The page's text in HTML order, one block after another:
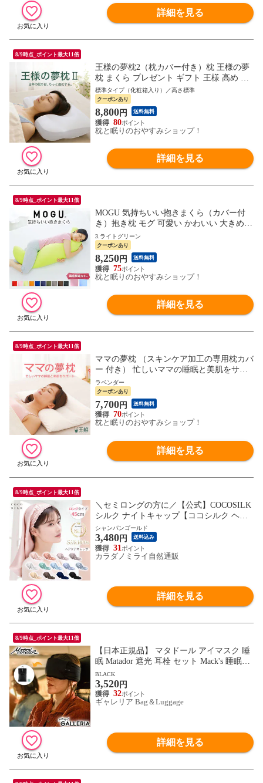
詳細を見る
8/9時点_ポイント最大11倍
王様の夢枕2（枕カバー付き）枕 王様の夢
枕 まくら プレゼント ギフト 王様 高め 高
い 低い 低め 硬め 固め かため 洗える ビー
ズ 王様の枕 大きい ストレートネック マク
ラ makura 安眠 首 硬い 頸椎 快眠 夢枕 おす
すめ 人気 ゆめまくら
標準タイプ（化粧箱入り）／高さ標準
クーポンあり
8,800円 送料無料
80
枕と眠りのおやすみショップ！
詳細を見る
8/9時点_ポイント最大11倍
MOGU 気持ちいい抱きまくら（カバー付
き）抱き枕 モグ 可愛い かわいい 大きめ
マタニティ マタニティー 冷感 スキンケア
大きい ロング 洗える 妊婦 妊娠 シムス 男
性 メンズ レディース 誕生日 だきまくら
3.ライトグリーン
クーポンあり
8,250円 送料無料
75
枕と眠りのおやすみショップ！
詳細を見る
8/9時点_ポイント最大11倍
ママの夢枕 （スキンケア加工の専用枕カバ
ー 付き） 忙しいママの睡眠と美肌をサポ
ートする安眠枕 枕 母 お母さん ママ 妻 女
性 女性向け 誕生日 王様の夢枕 日本製 柔
らかめ 柔らかい 低め 低い 低めの枕 低い
枕
ラベンダー
クーポンあり
7,700円 送料無料
70
枕と眠りのおやすみショップ！
詳細を見る
8/9時点_ポイント最大11倍
＼セミロングの方に／【公式】COCOSILK
シルク ナイトキャップ【ココシルク ヘア
ケアキャップ 45cm】ロングヘア ナイトキ
ャップ ロング 筒 シルク100％ 筒状 6A シ
ルクキャップ 髪 レディース 睡眠 就寝用
帽子 女性 シルク製 保湿 摩擦 ヘアケア プ
シャンパンゴールド
3,480円 送料込み
31
カラダノミライ自然通販
詳細を見る
8/9時点_ポイント最大11倍
【日本正規品】 マタドール アイマスク 睡
眠 Matador 遮光 耳栓 セット Mack's 睡眠用
遮音 通気性 旅行 移動 機内 飛行機 キャン
プ コンパクト ポケッタブル 調整可能 スリ
ープマスク+イヤープラグス
BLACK
3,520円
32
ギャレリア Bag＆Luggage
詳細を見る